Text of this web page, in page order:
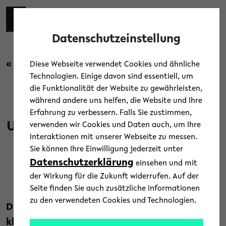
Skip to main content
« Zurück zur Übersicht
Forschung Menschen/ News
Universität besetzt Professur zu
geschlechtersensibler Medizin
21. April 2021
Text: Jörg Heeren
Die Universität Bielefeld besetzt eine neue
klinisch-theoretische Professur an der
Datenschutzeinstellung
Diese Webseite verwendet Cookies und ähnliche
Technologien. Einige davon sind essentiell, um
die Funktionalität der Website zu gewährleisten,
während andere uns helfen, die Website und Ihre
Erfahrung zu verbessern. Falls Sie zustimmen,
verwenden wir Cookies und Daten auch, um Ihre
Interaktionen mit unserer Webseite zu messen.
Sie können Ihre Einwilligung jederzeit unter
Datenschutzerklärung einsehen und mit
der Wirkung für die Zukunft widerrufen. Auf der
Seite finden Sie auch zusätzliche Informationen
zu den verwendeten Cookies und Technologien.